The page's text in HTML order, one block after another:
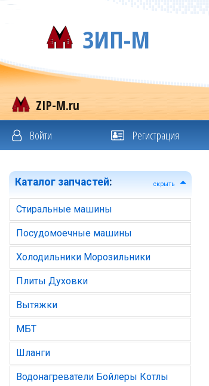
ЗИП-М
ZIP-M.ru
Войти Регистрация
Каталог запчастей: скрыть
Стиральные машины
Посудомоечные машины
Холодильники Морозильники
Плиты Духовки
Вытяжки
МБТ
Шланги
Водонагреватели Бойлеры Котлы